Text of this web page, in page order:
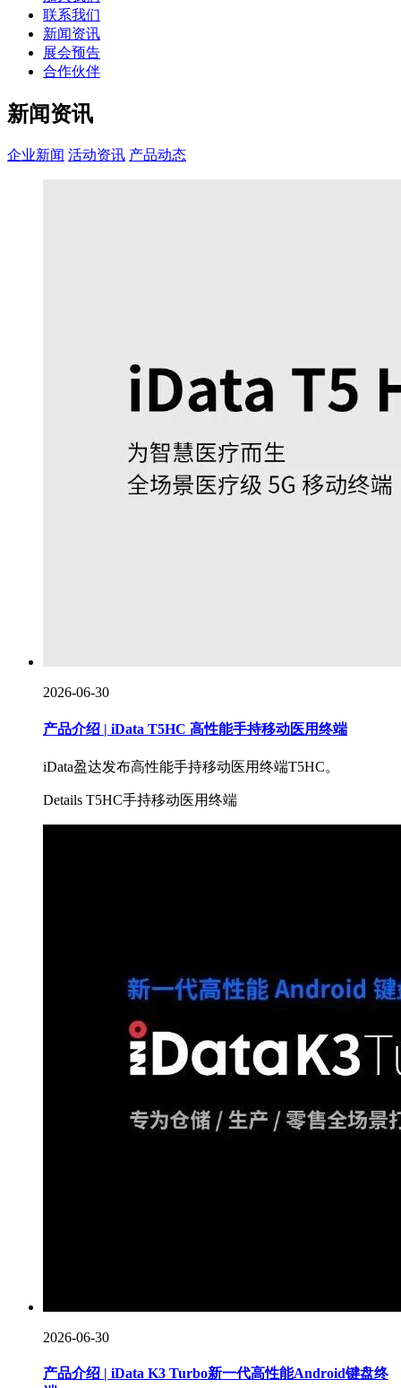
联系我们
新闻资讯
展会预告
合作伙伴
新闻资讯
企业新闻 活动资讯 产品动态
2026-06-30
产品介绍 | iData T5HC 高性能手持移动医用终端
iData盈达发布高性能手持移动医用终端T5HC。
Details T5HC手持移动医用终端
2026-06-30
产品介绍 | iData K3 Turbo新一代高性能Android键盘终